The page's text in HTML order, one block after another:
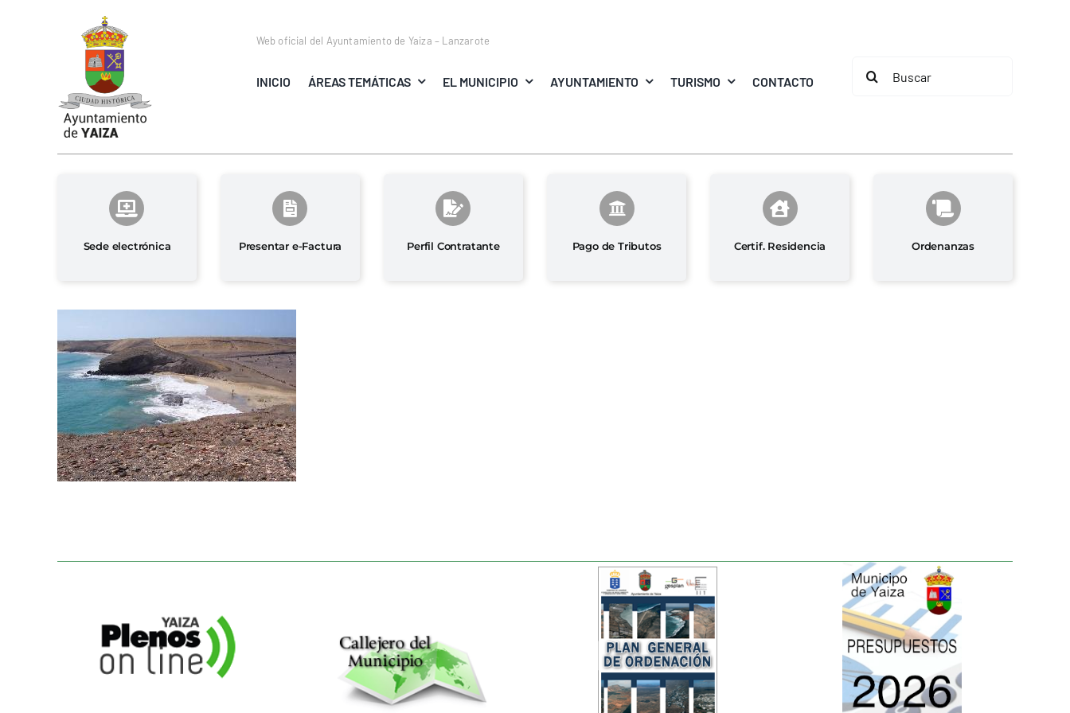
Web oficial del Ayuntamiento de Yaiza – Lanzarote
INICIO ÁREAS TEMÁTICAS EL MUNICIPIO AYUNTAMIENTO TURISMO CONTACTO
Buscar:
Sede electrónica Presentar e-Factura Perfil Contratante Pago de Tributos Certif. Residencia Ordenanzas